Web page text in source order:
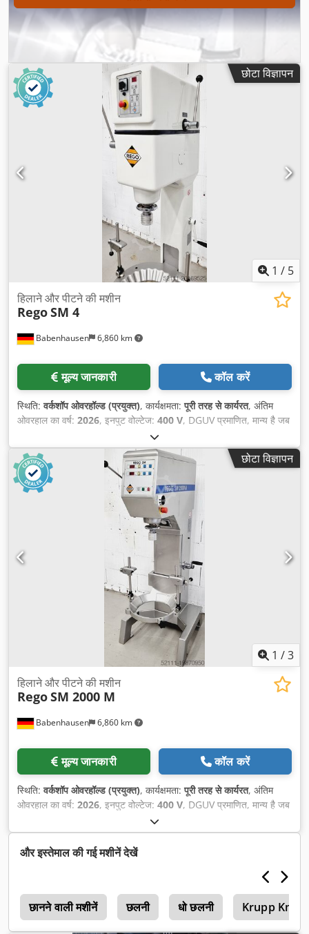
छोटा विज्ञापन
1 / 5
Babenhausen 6,860 km
हिलाने और पीटने की मशीन
RegoSM 4
मूल्य जानकारी कॉल करें
स्थिति:वर्कशॉप ओवरहॉल्ड (प्रयुक्त), कार्यक्षमता:पूरी तरह से कार्यरत, अंतिम
ओवरहाल का वर्ष: 2026, इनपुट वोल्टेज: 400 V, DGUV प्रमाणित, मान्य है जब
, कुल वजन:
640 मिमी, कुल ऊँचाई:1,650 मिमी, इलेक्ट्रिकल फ्यूज:16 A, इनपुट आवृत्ति:
50 Hz, खाली वजन: 285 किग्रा, छोटा विज्ञापन
1 /3
Babenhausen 6,860 km
हिलाने और पीटने की मशीन
RegoSM 2000 M
मूल्य जानकारी कॉल करें
स्थिति:वर्कशॉप ओवरहॉल्ड (प्रयुक्त), कार्यक्षमता:पूरी तरह से कार्यरत, अंतिम
ओवरहाल का वर्ष: 2026, इनपुट वोल्टेज: 400 V, DGUV प्रमाणित, मान्य है जब
1,140 मिमी
800 मिमी, कुल ऊँचाई:1,620 मिमी, इलेक्ट्रिकल फ्यूज:16 A, इनपुट आवृत्ति:
50 Hz, खाली वजन:285 किग्रा,
और इस्तेमाल की गई मशीनें देखें
छानने वाली मशीनें छलनी धो छलनी Krupp Kmk